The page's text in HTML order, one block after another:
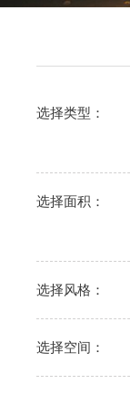
选择类型：
选择面积：
选择风格：
选择空间：